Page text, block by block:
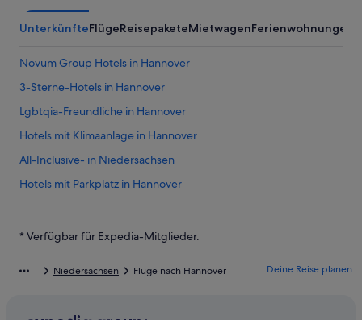
UnterkünfteFlügeReisepaketeMietwagenFerienwohnungen
Novum Group Hotels in Hannover
3-Sterne-Hotels in Hannover
Lgbtqia-Freundliche in Hannover
Hotels mit Klimaanlage in Hannover
All-Inclusive- in Niedersachsen
Hotels mit Parkplatz in Hannover
Landhotels in Region Hannover
Hotels mit WLAN in Hannover
* Verfügbar für Expedia-Mitglieder.
Niedersachsen Flüge nach Hannover Deine Reise planen